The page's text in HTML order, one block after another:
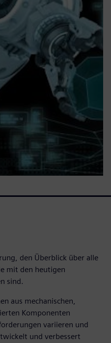
den Überblick über alle
mit den heutigen
sind.
aus mechanischen,
Komponenten
variieren und
und verbessert